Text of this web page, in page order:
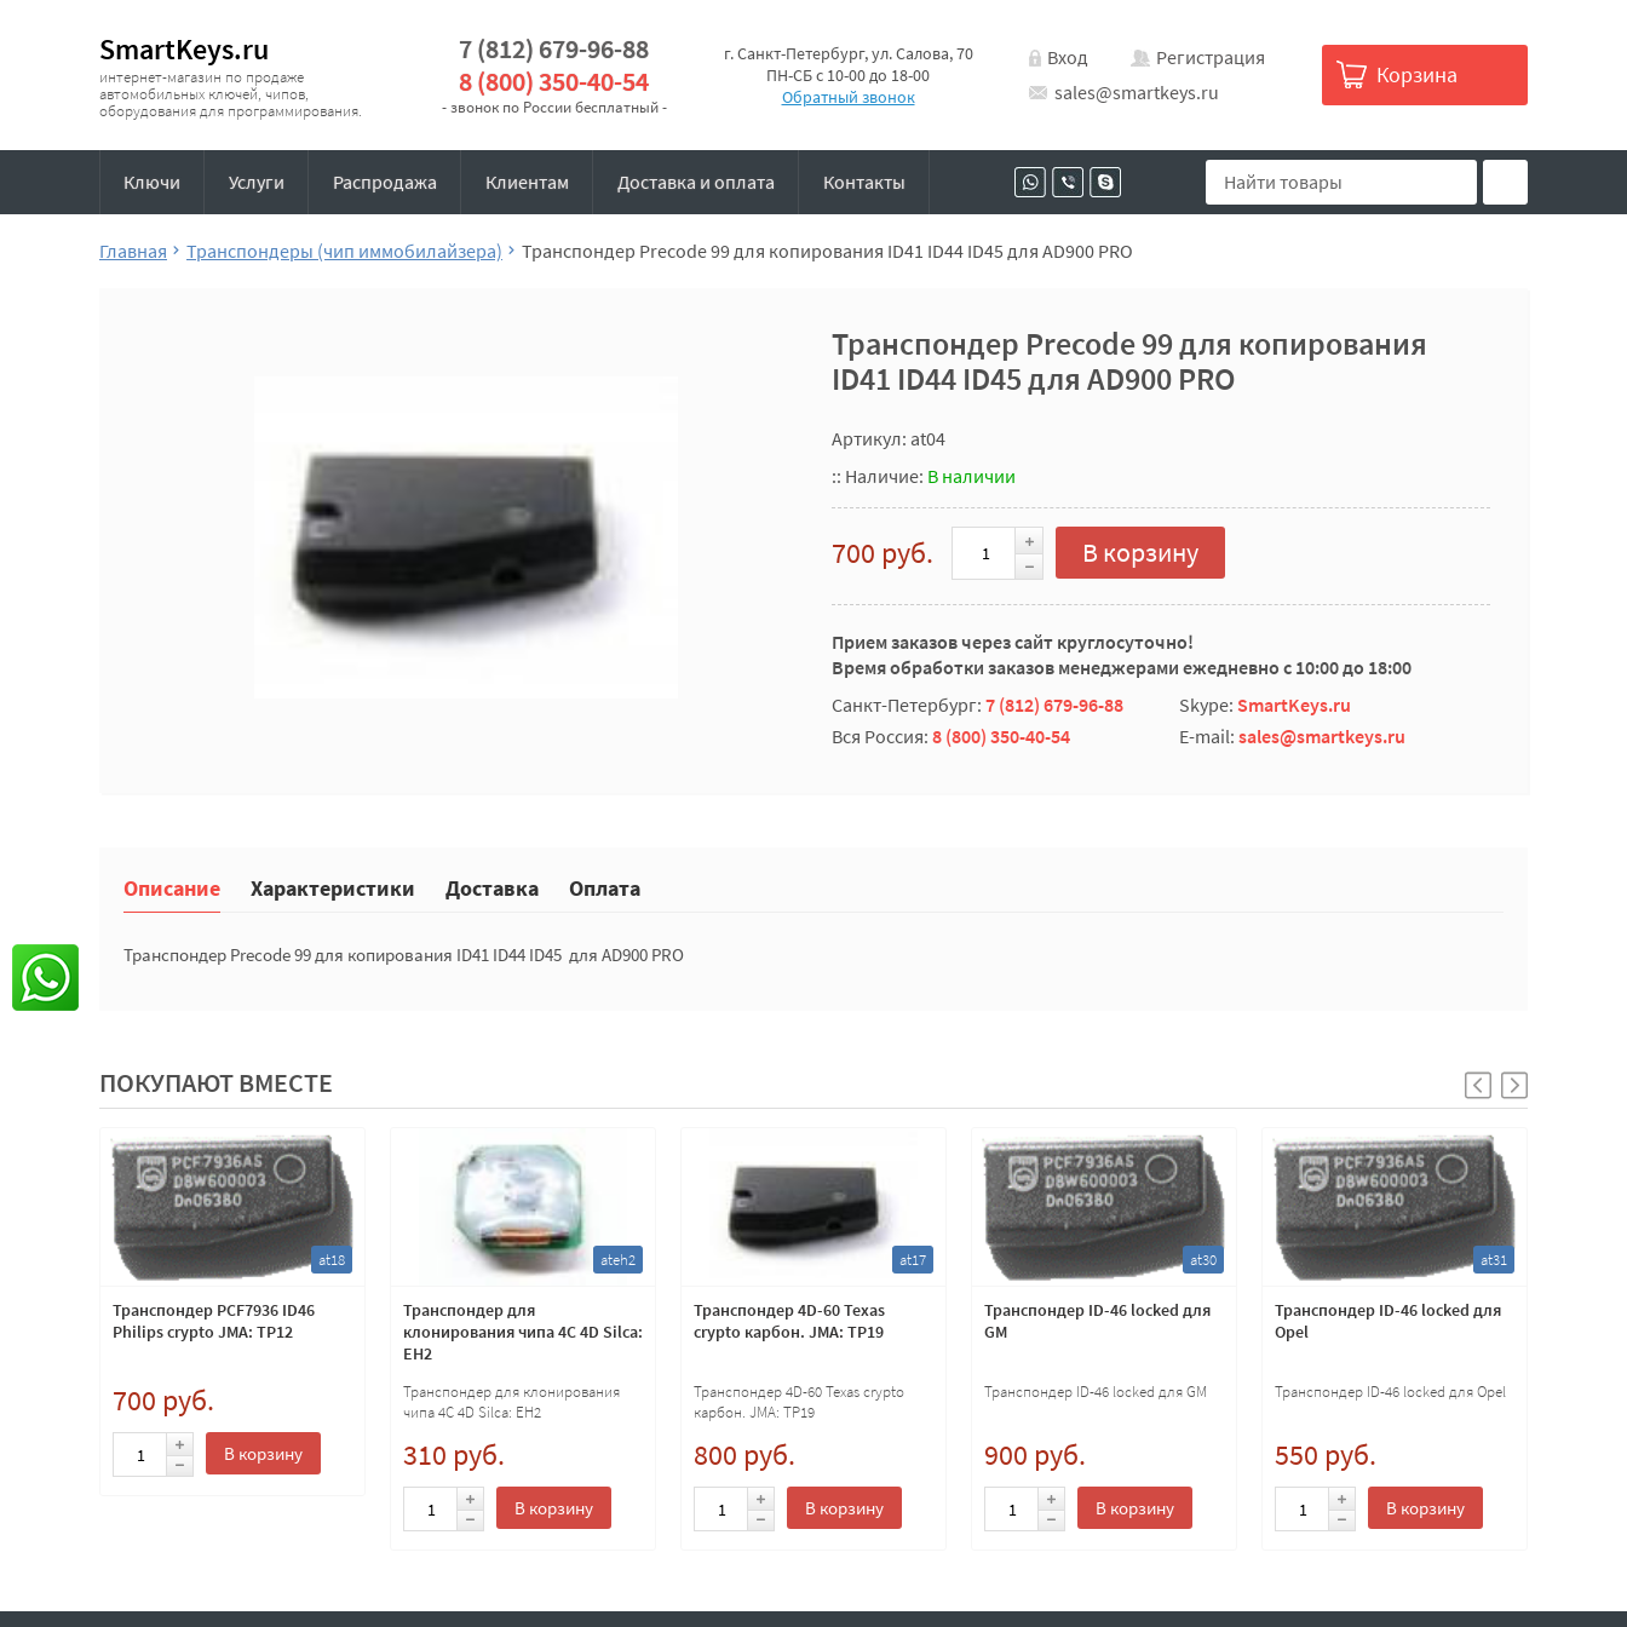
SmartKeys.ru
интернет-магазин по продаже
автомобильных ключей, чипов,
оборудования для программирования.
7 (812) 679-96-88
8 (800) 350-40-54
- звонок по России бесплатный -
г. Санкт-Петербург, ул. Салова, 70
ПН-СБ с 10-00 до 18-00
Обратный звонок
Вход
Регистрация
sales@smartkeys.ru
Корзина
Ключи Услуги Распродажа Клиентам Доставка и оплата Контакты
Главная Транспондеры (чип иммобилайзера) Транспондер Precode 99 для копирования ID41 ID44 ID45 для AD900 PRO
Транспондер Precode 99 для копирования
ID41 ID44 ID45 для AD900 PRO
Артикул: at04
:: Наличие: В наличии
700 руб. В корзину
Прием заказов через сайт круглосуточно!
Время обработки заказов менеджерами ежедневно с 10:00 до 18:00
Санкт-Петербург: 7 (812) 679-96-88 Skype: SmartKeys.ru
Вся Россия: 8 (800) 350-40-54 E-mail: sales@smartkeys.ru
Описание Характеристики Доставка Оплата
Транспондер Precode 99 для копирования ID41 ID44 ID45 для AD900 PRO
ПОКУПАЮТ ВМЕСТЕ
at18
Транспондер PCF7936 ID46
Philips crypto JMA: TP12
700 руб.
В корзину
ateh2
Транспондер для
клонирования чипа 4C 4D Silca:
EH2
Транспондер для клонирования
чипа 4C 4D Silca: EH2
310 руб.
В корзину
at17
Транспондер 4D-60 Texas
crypto карбон. JMA: TP19
Транспондер 4D-60 Texas crypto
карбон. JMA: TP19
800 руб.
В корзину
at30
Транспондер ID-46 locked для
GM
Транспондер ID-46 locked для GM
900 руб.
В корзину
at31
Транспондер ID-46 locked для
Opel
Транспондер ID-46 locked для Opel
550 руб.
В корзину